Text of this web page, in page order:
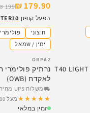
179.90 ₪
199 ₪
הפעל קופון
חיצוני פולימרי
ימין / שמאל
נרתיק אמצעים חיצוני לאקדח אורפז - T40 LIGHT
SALE
ORPAZ
לאקדח (OWB)
משלוח UPS מהיר
★★★★★
★★★★★ מעל 1,000
זמין במלאי